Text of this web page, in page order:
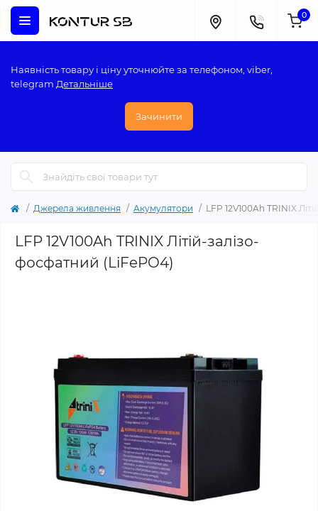
Наявність товару і ціну уточнюйте за телефоном, viber,
telegram Детальніше
Зачинити
0
Джерела живлення Акумулятори LFP 12V100Ah TRINIX
LFP 12V100Ah TRINIX Літій-залізо-
фосфатний (LiFePO4)